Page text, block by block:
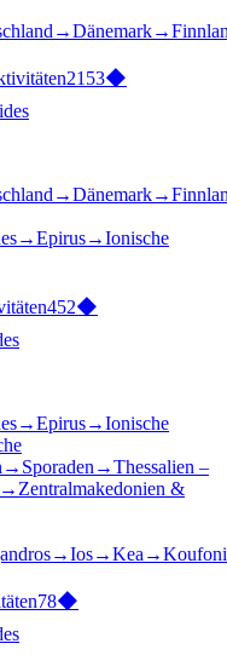
→Dänemark→
2153◆
→Dänemark→
→Epirus→Ionische
452◆
→Epirus→Ionische
→ Sporaden →Thessalien –
→ Zentralmakedonien &
→Ios→Kea →
78◆